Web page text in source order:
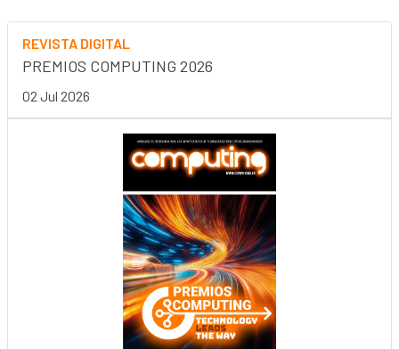
REVISTA DIGITAL
PREMIOS COMPUTING 2026
02 Jul 2026